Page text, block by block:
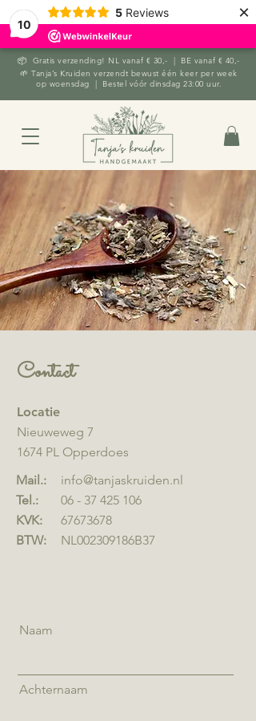
10
5 Reviews ×
📦 Gratis verzending! NL vanaf € 30,- | BE vanaf € 40,-
🌱 Tanja’s Kruiden verzendt bewust één keer per week
op woensdag | Bestel vóór dinsdag 23:00 uur.
Contact
Locatie
Nieuweweg 7
1674 PL Opperdoes
Mail.:
​Tel.:
KVK:
BTW:
info@tanjaskruiden.nl
06 - 37 425 106
67673678
NL002309186B37
Naam
Achternaam